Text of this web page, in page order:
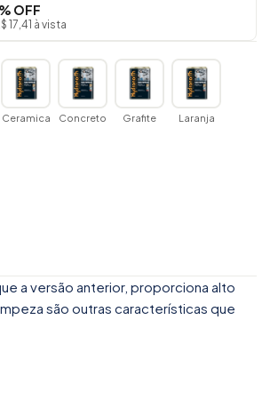
OFF
17,41 à vista
Ceramica Concreto Grafite Laranja
a versão anterior, proporciona alto
são outras características que